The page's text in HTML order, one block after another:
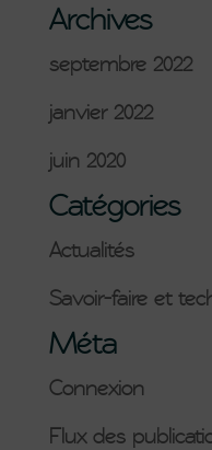
Archives
septembre 2022
janvier 2022
juin 2020
Catégories
Actualités
Savoir-faire et
Méta
Connexion
Flux des